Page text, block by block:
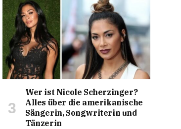
Wer ist Nicole Scherzinger?
Alles über die amerikanische
Sängerin, Songwriterin und
Tänzerin